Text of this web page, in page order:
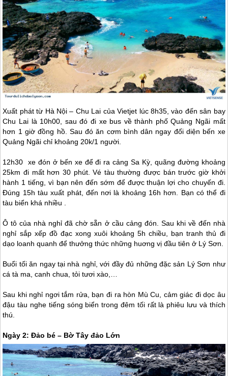
Xuất phát từ Hà Nội – Chu Lai của Vietjet lúc 8h35, vào đến sân bay
Chu Lai là 10h00, sau đó đi xe bus về thành phố Quảng Ngãi mất
hơn 1 giờ đồng hồ. Sau đó ăn cơm bình dân ngay đối diện bến xe
Quảng Ngãi chỉ khoảng 20k/1 người.
12h30 xe đón ở bến xe để đi ra cảng Sa Kỳ, quãng đường khoảng
25km đi mất hơn 30 phút. Vé tàu thường được bán trước giờ khởi
hành 1 tiếng, vì bạn nên đến sớm để được thuận lợi cho chuyến đi.
Đúng 15h tàu xuất phát, đến nơi là khoảng 16h hơn. Bạn có thể đi
tàu biển khá nhiều .
Ô tô của nhà nghỉ đã chờ sẵn ở cầu cảng đón. Sau khi về đến nhà
nghỉ sắp xếp đồ đạc xong xuôi khoảng 5h chiều, bạn tranh thủ đi
dạo loanh quanh để thưởng thức những huơng vị đầu tiên ở Lý Sơn
Buổi tối ăn ngay tại nhà nghỉ, với đầy đủ những đặc sản Lý Sơn như
cá tà ma, canh chua, tỏi tươi xào,…
Sau khi nghỉ ngơi tắm rửa, bạn đi ra hòn Mù Cu, cảm giác đi dọc âu
đậu tàu nghe tiếng sóng biển trong đêm tối rất là phiêu lưu và thích
thú.
Ngày 2: Đảo bé – Bờ Tây đảo Lớn